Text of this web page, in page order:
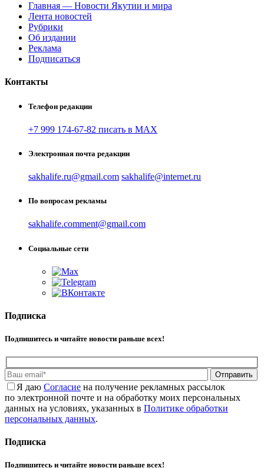
Главная — Новости Якутии и мира
Лента новостей
Рубрики
Об издании
Реклама
Подписаться
Контакты
Телефон редакции
+7 999 174-67-82 писать в MAX
Электронная почта редакции
sakhalife.ru@gmail.com sakhalife@internet.ru
По вопросам рекламы
sakhalife.comment@gmail.com
Социальные сети
Подписка
Подпишитесь и читайте новости раньше всех!
Отправить
Я даю Cогласие на получение рекламных рассылок
по электронной почте и на обработку моих персональных
данных на условиях, указанных в Политике обработки
персональных данных.
Подписка
Подпишитесь и читайте новости раньше всех!